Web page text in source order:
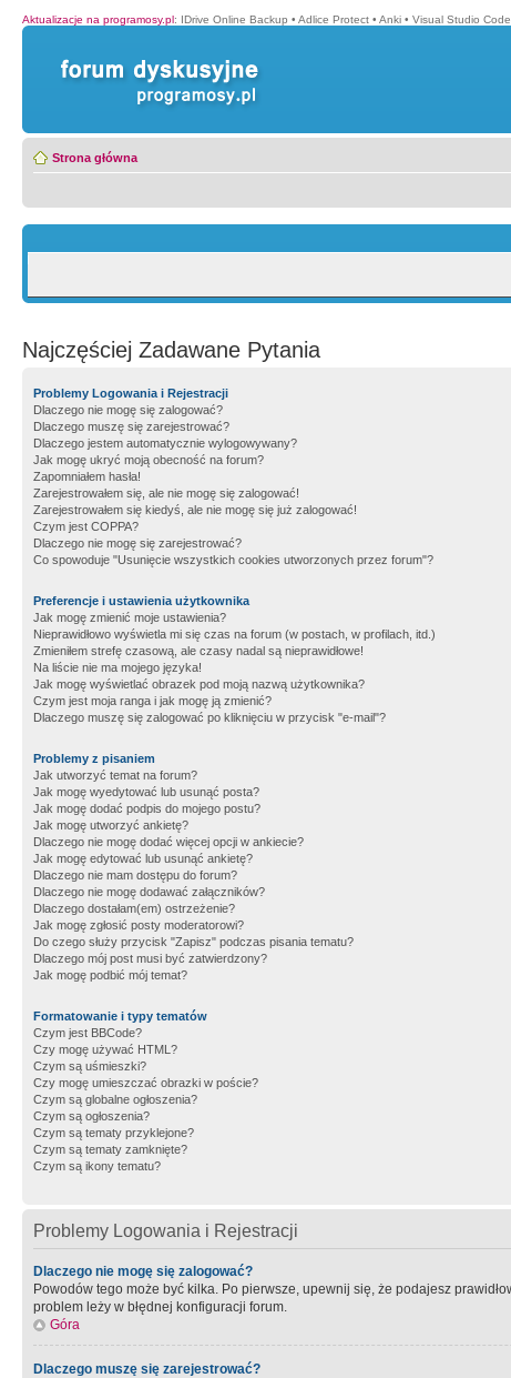
Aktualizacje na programosy.pl: IDrive Online Backup • Adlice Protect • Anki • Visual Studio Code
Strona główna
Najczęściej Zadawane Pytania
Problemy Logowania i Rejestracji
Dlaczego nie mogę się zalogować?
Dlaczego muszę się zarejestrować?
Dlaczego jestem automatycznie wylogowywany?
Jak mogę ukryć moją obecność na forum?
Zapomniałem hasła!
Zarejestrowałem się, ale nie mogę się zalogować!
Zarejestrowałem się kiedyś, ale nie mogę się już zalogować!
Czym jest COPPA?
Dlaczego nie mogę się zarejestrować?
Co spowoduje "Usunięcie wszystkich cookies utworzonych przez forum"?
Preferencje i ustawienia użytkownika
Jak mogę zmienić moje ustawienia?
Nieprawidłowo wyświetla mi się czas na forum (w postach, w profilach, itd.)
Zmieniłem strefę czasową, ale czasy nadal są nieprawidłowe!
Na liście nie ma mojego języka!
Jak mogę wyświetlać obrazek pod moją nazwą użytkownika?
Czym jest moja ranga i jak mogę ją zmienić?
Dlaczego muszę się zalogować po kliknięciu w przycisk "e-mail"?
Problemy z pisaniem
Jak utworzyć temat na forum?
Jak mogę wyedytować lub usunąć posta?
Jak mogę dodać podpis do mojego postu?
Jak mogę utworzyć ankietę?
Dlaczego nie mogę dodać więcej opcji w ankiecie?
Jak mogę edytować lub usunąć ankietę?
Dlaczego nie mam dostępu do forum?
Dlaczego nie mogę dodawać załączników?
Dlaczego dostałam(em) ostrzeżenie?
Jak mogę zgłosić posty moderatorowi?
Do czego służy przycisk "Zapisz" podczas pisania tematu?
Dlaczego mój post musi być zatwierdzony?
Jak mogę podbić mój temat?
Formatowanie i typy tematów
Czym jest BBCode?
Czy mogę używać HTML?
Czym są uśmieszki?
Czy mogę umieszczać obrazki w poście?
Czym są globalne ogłoszenia?
Czym są ogłoszenia?
Czym są tematy przyklejone?
Czym są tematy zamknięte?
Czym są ikony tematu?
Problemy Logowania i Rejestracji
Dlaczego nie mogę się zalogować?
Powodów tego może być kilka. Po pierwsze, upewnij się, że podajesz
problem leży w błędnej konfiguracji forum.
Góra
Dlaczego muszę się zarejestrować?